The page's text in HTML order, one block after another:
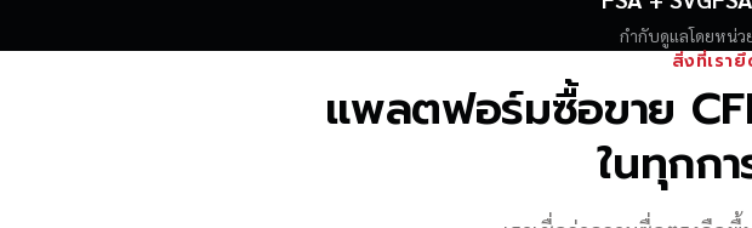
กำกับดูแลโดยหน่ว
สิ่งที่เรา
แพลตฟอร์มซื้อขาย
ในทุกก